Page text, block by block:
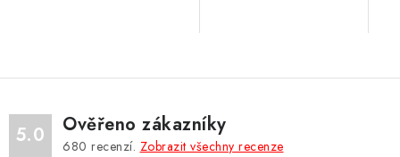
5.0 Ověřeno zákazníky
680 recenzí. Zobrazit všechny recenze